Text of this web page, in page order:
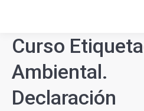
Curso
Ambiental.
Declaración